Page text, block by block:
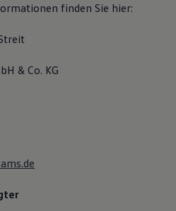
finden Sie hier:
& Co. KG